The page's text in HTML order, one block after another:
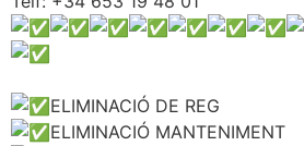
ELIMINACIÓ DE REG
ELIMINACIÓ MANTENIMENT